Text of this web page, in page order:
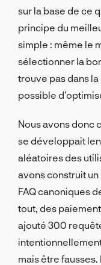
sur la base de ce
principe du
simple : même le
sélectionner la
trouve pas dans la
possible
Nous avons donc
se développait
aléatoires des
avons construit
FAQ canoniques
tout, des
ajouté 300
mais être fausses.